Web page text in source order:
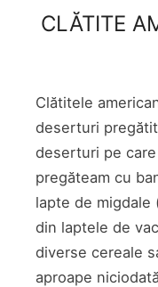
CLĂTITE
Clătitele
deserturi
deserturi pe
pregăteam cu
lapte de migdale
din laptele de
diverse cereale
aproape